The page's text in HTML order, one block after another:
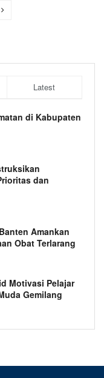
Latest
di Kabupaten
dan
Amankan
Obat Terlarang
Motivasi Pelajar
Gemilang